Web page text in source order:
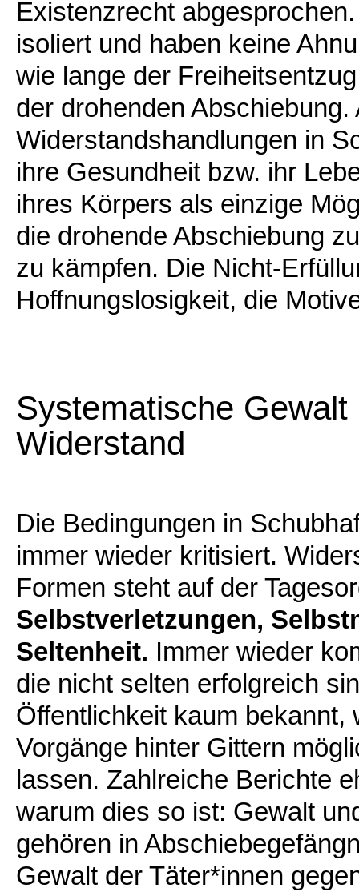
Existenzrecht
isoliert und haben keine
wie lange der
der drohenden
Widerstandshandlungen in
ihre Gesundheit bzw. ihr
ihres Körpers als einzige
die drohende Abschiebung
zu kämpfen. Die Nicht-
Hoffnungslosigkeit, die
Systematische
Widerstand
Die Bedingungen in
immer wieder kritisiert.
Formen steht auf der
Selbstverletzungen,
Seltenheit. Immer wieder
die nicht selten erfolgreich
Öffentlichkeit kaum
Vorgänge hinter Gittern
lassen. Zahlreiche Berichte
warum dies so ist: Gewalt
gehören in
Gewalt der Täter*innen